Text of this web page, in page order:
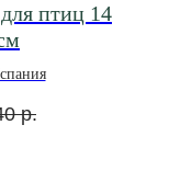
птиц 14
р.